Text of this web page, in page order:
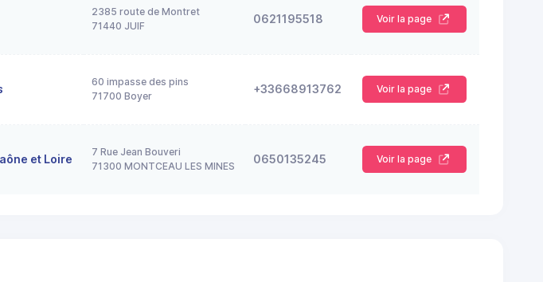
2385 route de Montret
71440 JUIF
0621195518 Voir la page
60 impasse des pins
71700 Boyer
+33668913762 Voir la page
et Loire
7 Rue Jean Bouveri
71300 MONTCEAU LES MINES
0650135245 Voir la page